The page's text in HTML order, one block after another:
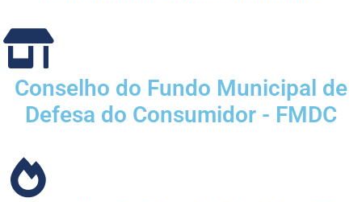
Conselho do Fundo Municipal de
Defesa do Consumidor - FMDC